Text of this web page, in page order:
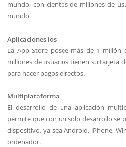
mundo, con cientos de millones de
mundo.
Aplicaciones ios
La App Store posee más de 1 millón
millones de usuarios tienen su tarjeta
para hacer pagos directos.
Multiplataforma
El desarrollo de una aplicación
permite que con un solo desarrollo se
dispositivo, ya sea Android, iPhone,
ordenador.